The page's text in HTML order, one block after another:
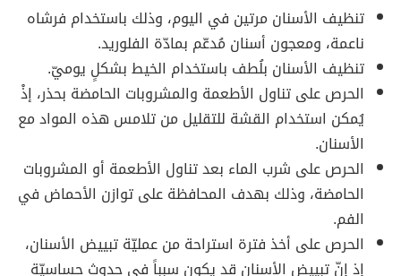
تنظيف الأسنان مرتين في اليوم، وذلك باستخدام فرشاه
ناعمة، ومعجون أسنان مُدعّم بمادّة الفلوريد.
تنظيف الأسنان بلُطف باستخدام الخيط بشكلٍ يوميّ.
الحرص على تناول الأطعمة والمشروبات الحامضة بحذر، إذْ
يُمكن استخدام القشة للتقليل من تلامس هذه المواد مع
الأسنان.
الحرص على شرب الماء بعد تناول الأطعمة أو المشروبات
الحامضة، وذلك بهدف المحافظة على توازن الأحماض في
الفم.
الحرص على أخذ فترة استراحة من عمليّة تبييض الأسنان،
إذ إنّ تبييض الأسنان قد يكون سبباً في حدوث حساسيّة